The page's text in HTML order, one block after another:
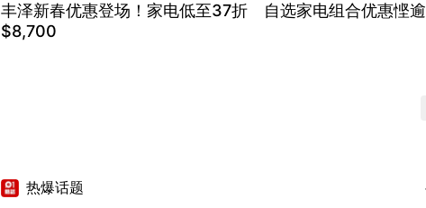
丰泽新春优惠登场！家电低至37折 自选家电组合优惠悭逾
$8,700
热爆话题